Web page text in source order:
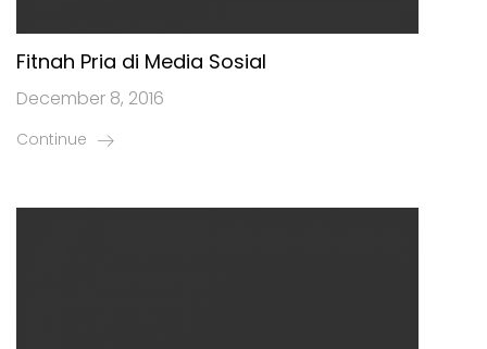
Fitnah Pria di Media Sosial
December 8, 2016
Continue